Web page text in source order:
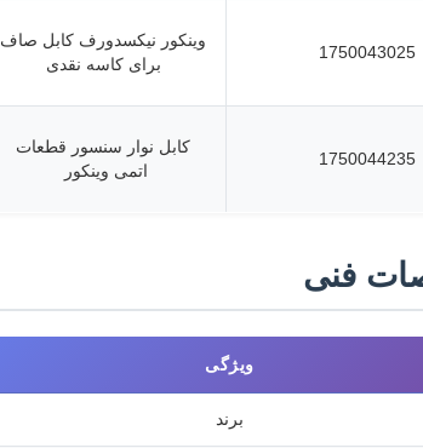
1750043025
وینکور نیکسدورف کابل صاف
برای کاسه نقدی
1750044235
کابل نوار سنسور قطعات
اتمی وینکور
فنی
ویژگی
برند